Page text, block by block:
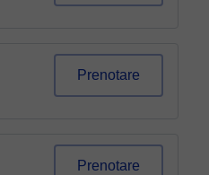
Prenotare
Prenotare